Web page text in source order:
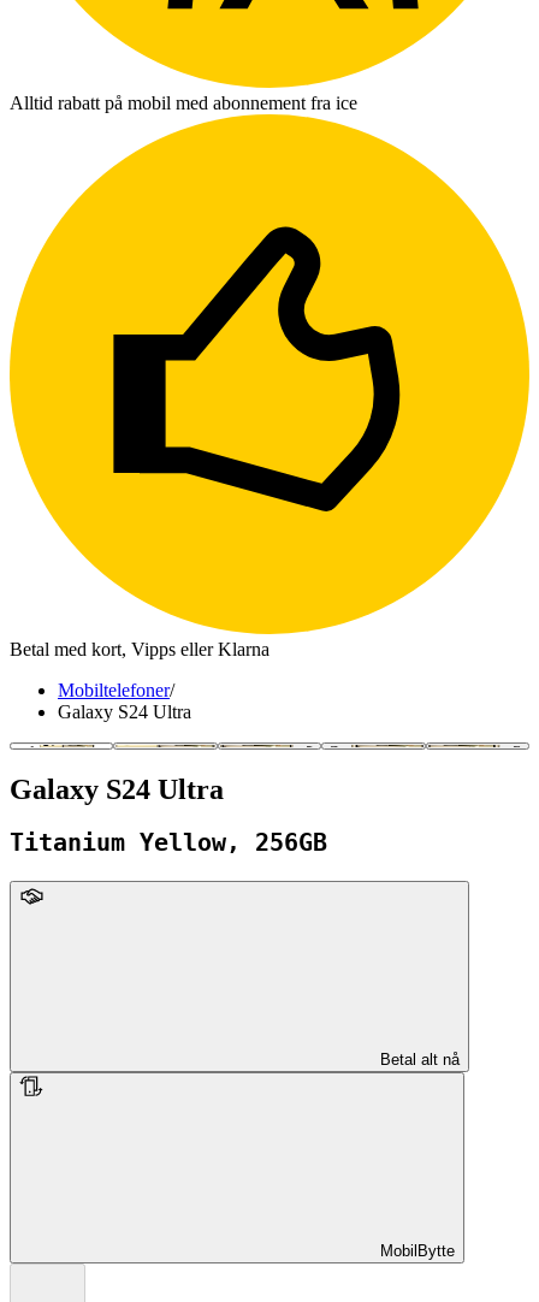
Alltid rabatt på mobil med abonnement fra ice
Betal med kort, Vipps eller Klarna
Mobiltelefoner/
Galaxy S24 Ultra
Galaxy S24 Ultra
Titanium Yellow, 256GB
Betal alt nå
MobilBytte